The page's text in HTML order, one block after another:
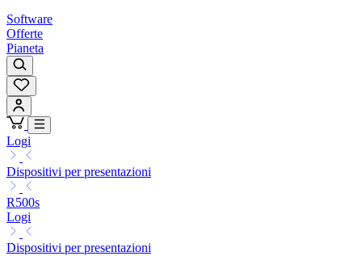
Software
Offerte
Pianeta
Logi
Dispositivi per presentazioni
R500s
Logi
Dispositivi per presentazioni